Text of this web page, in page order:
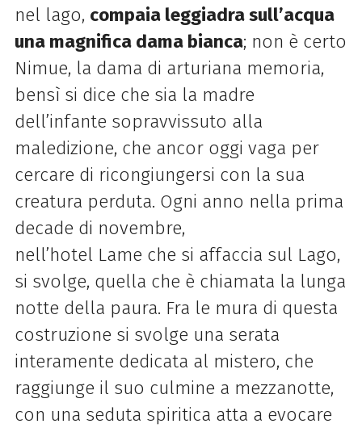
nel lago, compaia leggiadra sull’acqua
una magnifica dama bianca; non è certo
Nimue, la dama di arturiana memoria,
bensì si dice che sia la madre
dell’infante sopravvissuto alla
maledizione, che ancor oggi vaga per
cercare di ricongiungersi con la sua
creatura perduta. Ogni anno nella prima
decade di novembre,
nell’hotel Lame che si affaccia sul Lago,
si svolge, quella che è chiamata la lunga
notte della paura. Fra le mura di questa
costruzione si svolge una serata
interamente dedicata al mistero, che
raggiunge il suo culmine a mezzanotte,
con una seduta spiritica atta a evocare